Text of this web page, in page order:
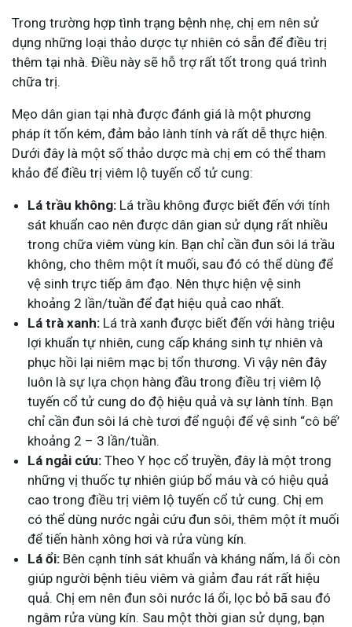
Trong trường hợp tình trạng bệnh nhẹ, chị em nên sử
dụng những loại thảo dược tự nhiên có sẵn để điều trị
thêm tại nhà. Điều này sẽ hỗ trợ rất tốt trong quá trình
chữa trị.
Mẹo dân gian tại nhà được đánh giá là một phương
pháp ít tốn kém, đảm bảo lành tính và rất dễ thực hiện.
Dưới đây là một số thảo dược mà chị em có thể tham
khảo để điều trị viêm lộ tuyến cổ tử cung:
Lá trầu không: Lá trầu không được biết đến với tính
sát khuẩn cao nên được dân gian sử dụng rất nhiều
trong chữa viêm vùng kín. Bạn chỉ cần đun sôi lá trầu
không, cho thêm một ít muối, sau đó có thể dùng để
vệ sinh trực tiếp âm đạo. Nên thực hiện vệ sinh
khoảng 2 lần/tuần để đạt hiệu quả cao nhất.
Lá trà xanh: Lá trà xanh được biết đến với hàng triệu
lợi khuẩn tự nhiên, cung cấp kháng sinh tự nhiên và
phục hồi lại niêm mạc bị tổn thương. Vì vậy nên đây
luôn là sự lựa chọn hàng đầu trong điều trị viêm lộ
tuyến cổ tử cung do độ hiệu quả và sự lành tính. Bạn
chỉ cần đun sôi lá chè tươi để nguội để vệ sinh “cô bế’
khoảng 2 – 3 lần/tuần.
Lá ngải cứu: Theo Y học cổ truyền, đây là một trong
những vị thuốc tự nhiên giúp bổ máu và có hiệu quả
cao trong điều trị viêm lộ tuyến cổ tử cung. Chị em
có thể dùng nước ngải cứu đun sôi, thêm một ít muối
để tiến hành xông hơi và rửa vùng kín.
Lá ổi: Bên cạnh tính sát khuẩn và kháng nấm, lá ổi còn
giúp người bệnh tiêu viêm và giảm đau rát rất hiệu
quả. Chị em nên đun sôi nước lá ổi, lọc bỏ bã sau đó
ngâm rửa vùng kín. Sau một thời gian sử dụng, bạn